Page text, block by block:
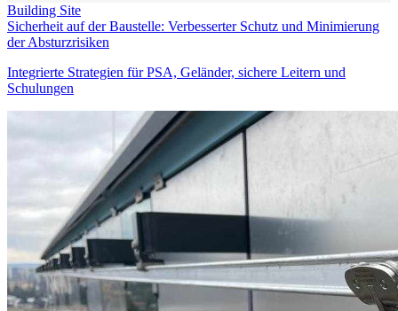
Building Site
Sicherheit auf der Baustelle: Verbesserter Schutz und Minimierung
der Absturzrisiken
Integrierte Strategien für PSA, Geländer, sichere Leitern und
Schulungen